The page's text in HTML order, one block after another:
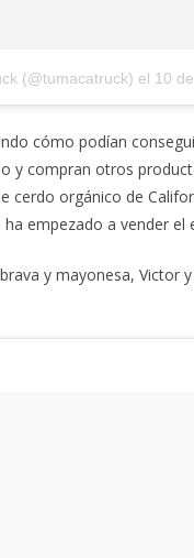
(@tumacatruck) el 10
cómo podían
y compran otros
cerdo orgánico de
ha empezado a vender
y mayonesa, Victor